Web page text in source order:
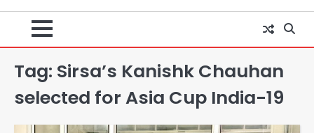
Tag: Sirsa’s Kanishk Chauhan
selected for Asia Cup India-19
2
अब पहला स्थान हासिल करना लक्ष्य: डीएम